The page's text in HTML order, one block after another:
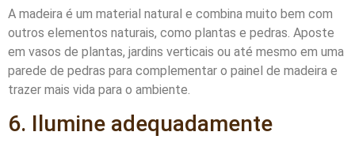
A madeira é um material natural e combina muito bem com
outros elementos naturais, como plantas e pedras. Aposte
em vasos de plantas, jardins verticais ou até mesmo em uma
parede de pedras para complementar o painel de madeira e
trazer mais vida para o ambiente.
6. Ilumine adequadamente